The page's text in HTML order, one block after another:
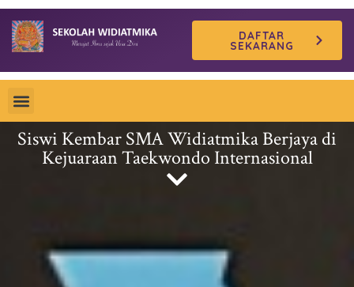
Skip
content
SEKARANG
Siswi Kembar SMA Widiatmika Berjaya di
Kejuaraan Taekwondo Internasional